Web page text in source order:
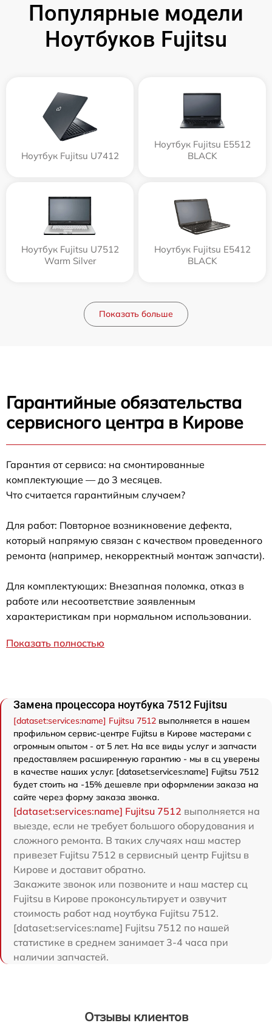
Популярные модели
Ноутбуков Fujitsu
Ноутбук Fujitsu U7412
Ноутбук Fujitsu E5512
BLACK
Ноутбук Fujitsu U7512
Warm Silver
Ноутбук Fujitsu E5412
BLACK
Показать больше
Гарантийные обязательства
сервисного центра в Кирове
Гарантия от сервиса: на смонтированные
комплектующие — до 3 месяцев.
Что считается гарантийным случаем?
Для работ: Повторное возникновение дефекта,
который напрямую связан с качеством проведенного
ремонта (например, некорректный монтаж запчасти).
Для комплектующих: Внезапная поломка, отказ в
работе или несоответствие заявленным
характеристикам при нормальном использовании.
Показать полностью
Замена процессора ноутбука 7512 Fujitsu
[dataset:services:name] Fujitsu 7512 выполняется в нашем
профильном сервис-центре Fujitsu в Кирове мастерами с
огромным опытом - от 5 лет. На все виды услуг и запчасти
предоставляем расширенную гарантию - мы в сц уверены
в качестве наших услуг. [dataset:services:name] Fujitsu 7512
будет стоить на -15% дешевле при оформлении заказа на
сайте через форму заказа звонка.
[dataset:services:name] Fujitsu 7512 выполняется на
выезде, если не требует большого оборудования и
сложного ремонта. В таких случаях наш мастер
привезет Fujitsu 7512 в сервисный центр Fujitsu в
Кирове и доставит обратно.
Закажите звонок или позвоните и наш мастер сц
Fujitsu в Кирове проконсультирует и озвучит
стоимость работ над ноутбука Fujitsu 7512.
[dataset:services:name] Fujitsu 7512 по нашей
статистике в среднем занимает 3-4 часа при
наличии запчастей.
Отзывы клиентов